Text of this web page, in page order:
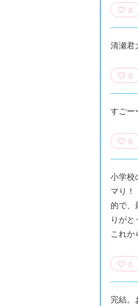
0
清瀬君
0
すごー
0
小学校
マり！
的で、
りが
これか
0
完結。
談社青い鳥
催のおしらせ
トモダチデ
ーム 昨日